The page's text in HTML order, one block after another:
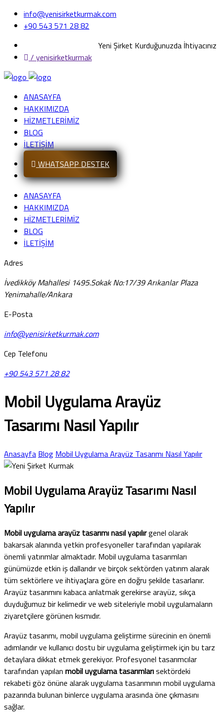
info@yenisirketkurmak.com
+90 543 571 28 82
Yeni Şirket Kurduğunuzda İhtiyacınız
/ yenisirketkurmak
ANASAYFA
HAKKIMIZDA
HİZMETLERİMİZ
BLOG
İLETİŞİM
WHATSAPP DESTEK
ANASAYFA
HAKKIMIZDA
HİZMETLERİMİZ
BLOG
İLETİŞİM
Adres
İvedikköy Mahallesi 1495.Sokak No:17/39 Arıkanlar Plaza
Yenimahalle/Ankara
E-Posta
info@yenisirketkurmak.com
Cep Telefonu
+90 543 571 28 82
Mobil Uygulama Arayüz
Tasarımı Nasıl Yapılır
Anasayfa Blog Mobil Uygulama Arayüz Tasarımı Nasıl Yapılır
Mobil Uygulama Arayüz Tasarımı Nasıl
Yapılır
Mobil uygulama arayüz tasarımı nasıl yapılırgenel olarak
bakarsak alanında yetkin profesyoneller tarafından yapılarak
önemli yatırımlar almaktadır. Mobil uygulama tasarımları
günümüzde etkin iş dallarıdır ve birçok sektörden yatırım alarak
tüm sektörlere ve ihtiyaçlara göre en doğru şekilde tasarlanır.
Arayüz tasarımını kabaca anlatmak gerekirse arayüz, sıkça
duyduğumuz bir kelimedir ve web siteleriyle mobil uygulamaların
ziyaretçilere görünen kısmıdır.
Arayüz tasarımı, mobil uygulama geliştirme sürecinin en önemli
adımlarıdır ve kullanıcı dostu bir uygulama geliştirmek için bu tarz
detaylara dikkat etmek gerekiyor. Profesyonel tasarımcılar
tarafından yapılan mobil uygulama tasarımlarısektördeki
rekabeti göz önüne alarak uygulama tasarımının mobil uygulama
pazarında bulunan binlerce uygulama arasında öne çıkmasını
sağlar.